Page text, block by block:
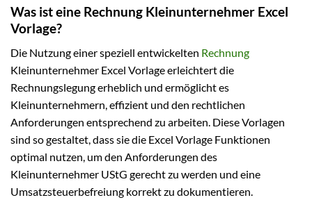
Was ist eine Rechnung Kleinunternehmer Excel
Vorlage?
Die Nutzung einer speziell entwickelten Rechnung
Kleinunternehmer Excel Vorlage erleichtert die
Rechnungslegung erheblich und ermöglicht es
Kleinunternehmern, effizient und den rechtlichen
Anforderungen entsprechend zu arbeiten. Diese Vorlagen
sind so gestaltet, dass sie die Excel Vorlage Funktionen
optimal nutzen, um den Anforderungen des
Kleinunternehmer UStG gerecht zu werden und eine
Umsatzsteuerbefreiung korrekt zu dokumentieren.